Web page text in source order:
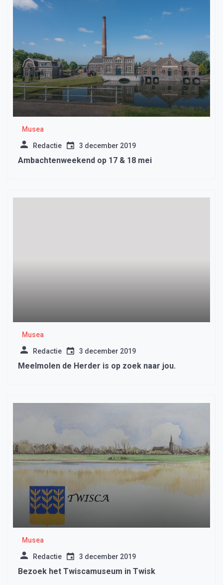
Musea
Redactie 3 december 2019
Ambachtenweekend op 17 & 18 mei
Musea
Redactie 3 december 2019
Meelmolen de Herder is op zoek naar jou.
Musea
Redactie 3 december 2019
Bezoek het Twiscamuseum in Twisk